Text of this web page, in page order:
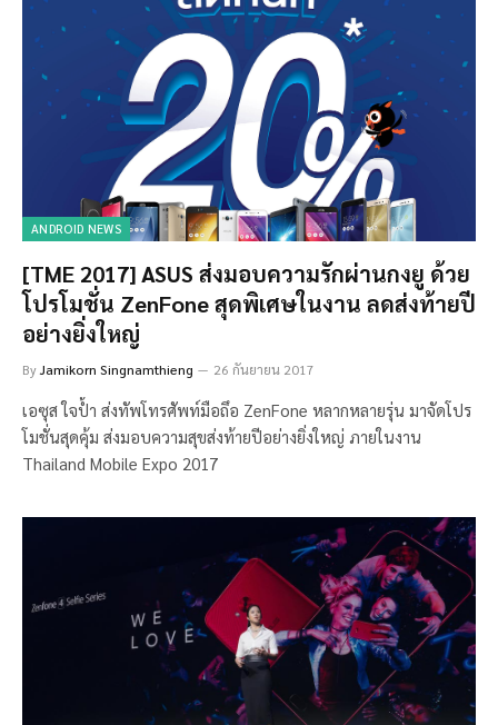
ANDROID NEWS
[TME 2017] ASUS ส่งมอบความรักผ่านกงยู ด้วย
โปรโมชั่น ZenFone สุดพิเศษในงาน ลดส่งท้ายปี
อย่างยิ่งใหญ่
ByJamikorn Singnamthieng 26 กันยายน 2017
เอซุส ใจป้ำ ส่งทัพโทรศัพท์มือถึอ ZenFone หลากหลายรุ่น มาจัดโปร
โมชั่นสุดคุ้ม ส่งมอบความสุขส่งท้ายปีอย่างยิ่งใหญ่ ภายในงาน
Thailand Mobile Expo 2017